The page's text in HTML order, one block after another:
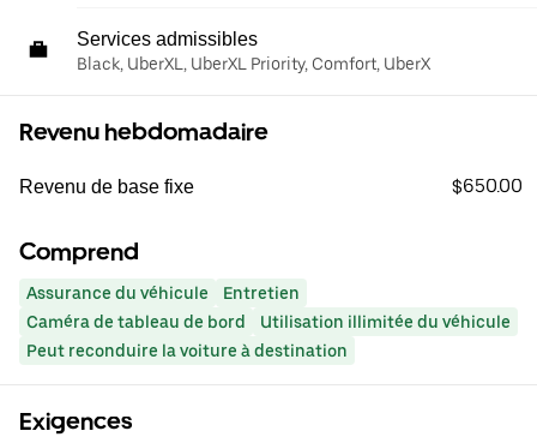
Services admissibles
Black, UberXL, UberXL Priority, Comfort, UberX
Revenu hebdomadaire
Revenu de base fixe $650.00
Comprend
Assurance du véhicule
Entretien
Caméra de tableau de bord
Utilisation illimitée du véhicule
Peut reconduire la voiture à destination
Exigences